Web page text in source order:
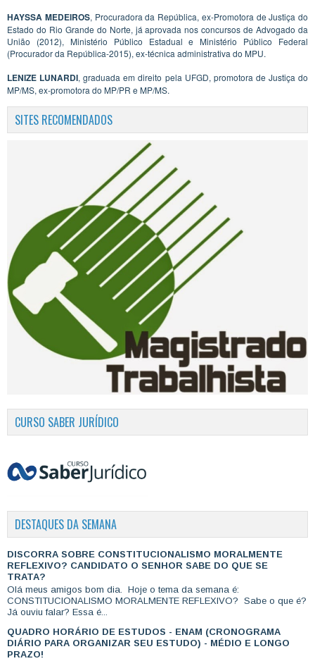
HAYSSA MEDEIROS, Procuradora da República, ex-Promotora de Justiça do
Estado do Rio Grande do Norte, já aprovada nos concursos de Advogado da
União (2012), Ministério Público Estadual e Ministério Público Federal
(Procurador da República-2015), ex-técnica administrativa do MPU.
LENIZE LUNARDI, graduada em direito pela UFGD, promotora de Justiça do
MP/MS, ex-promotora do MP/PR e MP/MS.
SITES RECOMENDADOS
CURSO SABER JURÍDICO
DESTAQUES DA SEMANA
DISCORRA SOBRE CONSTITUCIONALISMO MORALMENTE
REFLEXIVO? CANDIDATO O SENHOR SABE DO QUE SE
TRATA?
Olá meus amigos bom dia. Hoje o tema da semana é:
CONSTITUCIONALISMO MORALMENTE REFLEXIVO? Sabe o que é?
Já ouviu falar? Essa é...
QUADRO HORÁRIO DE ESTUDOS - ENAM (CRONOGRAMA
DIÁRIO PARA ORGANIZAR SEU ESTUDO) - MÉDIO E LONGO
PRAZO!